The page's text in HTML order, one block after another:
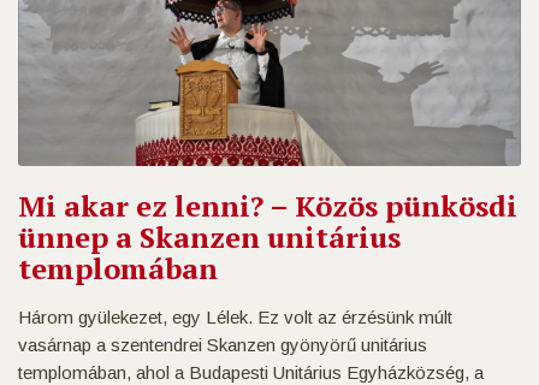
Mi akar ez lenni? – Közös pünkösdi
ünnep a Skanzen unitárius
templomában
Három gyülekezet, egy Lélek. Ez volt az érzésünk múlt
vasárnap a szentendrei Skanzen gyönyörű unitárius
templomában, ahol a Budapesti Unitárius Egyházközség, a